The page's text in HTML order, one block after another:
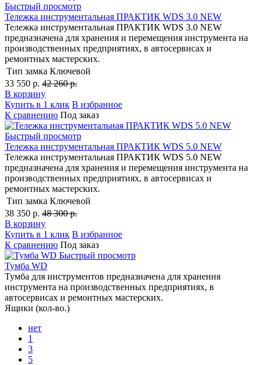
Быстрый просмотр
Тележка инструментальная ПРАКТИК WDS 3.0 NEW
Тележка инструментальная ПРАКТИК WDS 3.0 NEW
предназначена для хранения и перемещения инструмента на
производственных предприятиях, в автосервисах и
ремонтных мастерских.
Тип замка Ключевой
33 550 р. 42 260 р.
В корзину
Купить в 1 клик В избранное
К сравнению Под заказ
Быстрый просмотр
Тележка инструментальная ПРАКТИК WDS 5.0 NEW
Тележка инструментальная ПРАКТИК WDS 5.0 NEW
предназначена для хранения и перемещения инструмента на
производственных предприятиях, в автосервисах и
ремонтных мастерских.
Тип замка Ключевой
38 350 р. 48 300 р.
В корзину
Купить в 1 клик В избранное
К сравнению Под заказ
Быстрый просмотр
Тумба WD
Тумба для инструментов предназначена для хранения
инструмента на производственных предприятиях, в
автосервисах и ремонтных мастерских.
Ящики (кол-во.)
нет
1
3
5